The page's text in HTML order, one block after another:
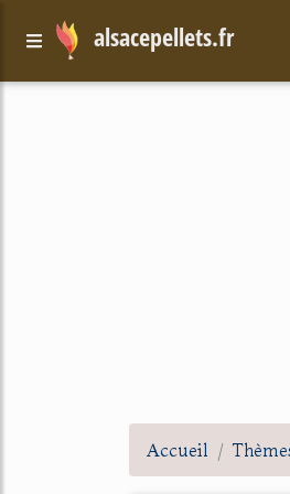
alsacepellets.fr
Accueil